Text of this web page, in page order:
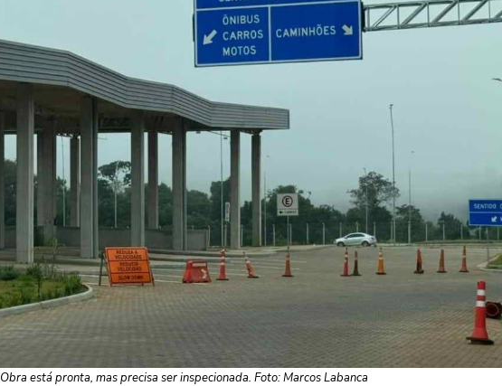
Obra está pronta, mas precisa ser inspecionada. Foto: Marcos Labanca